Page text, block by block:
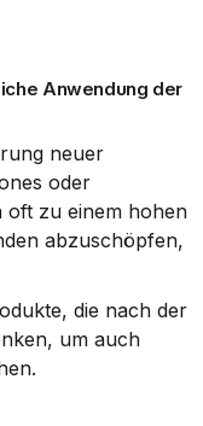
Anwendung der
neuer
oder
oft zu einem hohen
abzuschöpfen,
die nach der
um auch